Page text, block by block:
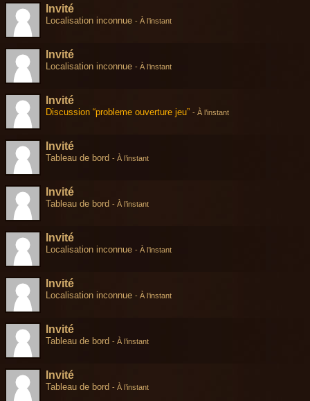
Invité
Localisation inconnue - À l’instant
Invité
Localisation inconnue - À l’instant
Invité
Discussion “probleme ouverture jeu” - À l’instant
Invité
Tableau de bord - À l’instant
Invité
Tableau de bord - À l’instant
Invité
Localisation inconnue - À l’instant
Invité
Localisation inconnue - À l’instant
Invité
Tableau de bord - À l’instant
Invité
Tableau de bord - À l’instant